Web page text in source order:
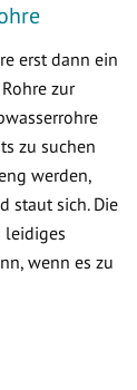
erst dann ein
zur
zu suchen
werden,
staut sich. Die
leidiges
wenn es zu